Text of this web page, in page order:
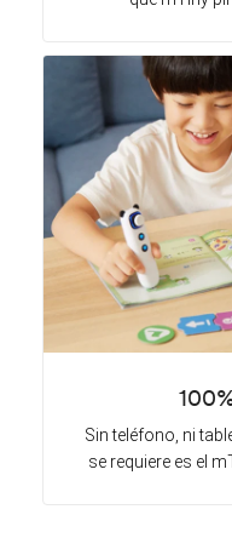
Sin teléfono, ni
se requiere es el